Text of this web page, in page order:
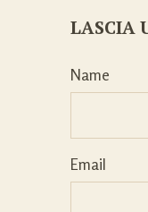
LASCIA
Name
Email